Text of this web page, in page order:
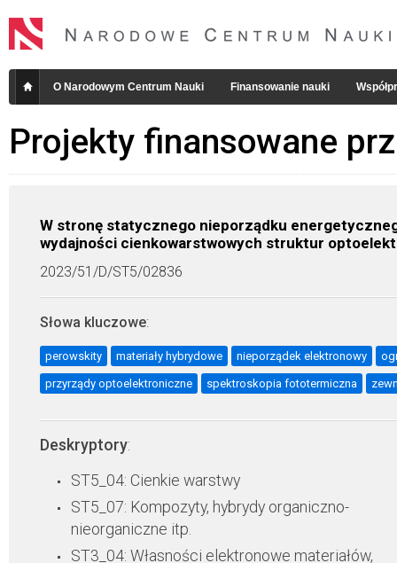
O Narodowym Centrum Nauki Finansowanie nauki
Projekty finansowane
W stronę statycznego nieporządku
wydajności cienkowarstwowych struktur
2023/51/D/ST5/02836
Słowa kluczowe:
perowskity materiały hybrydowe nieporządek elektronowy
przyrządy optoelektroniczne spektroskopia fototermiczna
Deskryptory:
ST5_04: Cienkie warstwy
ST5_07: Kompozyty, hybrydy organiczno-
nieorganiczne itp.
ST3_04: Własności elektronowe materiałów,